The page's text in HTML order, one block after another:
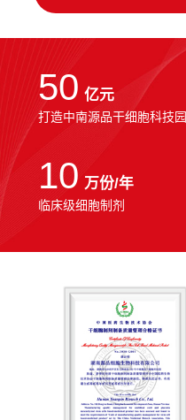
50 亿元
打造中南源品干细胞科技园
10 万份/年
临床级细胞制剂